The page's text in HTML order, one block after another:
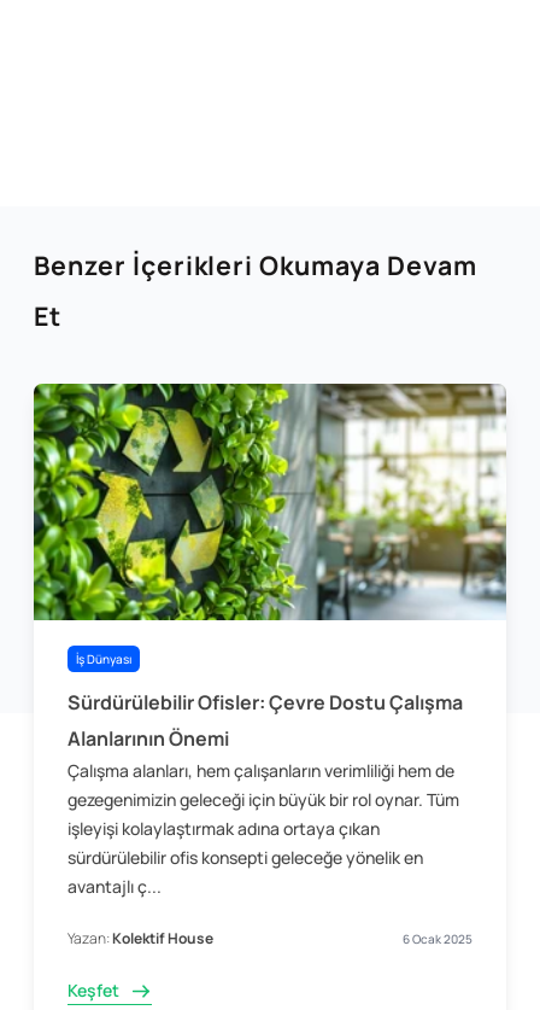
Benzer İçerikleri Okumaya Devam
Et
İş Dünyası
Sürdürülebilir Ofisler: Çevre Dostu Çalışma
Alanlarının Önemi
Çalışma alanları, hem çalışanların verimliliği hem de
gezegenimizin geleceği için büyük bir rol oynar. Tüm
işleyişi kolaylaştırmak adına ortaya çıkan
sürdürülebilir ofis konsepti geleceğe yönelik en
avantajlı ç...
Yazan:Kolektif House 6 Ocak 2025
Keşfet